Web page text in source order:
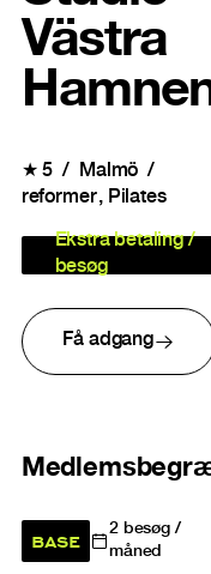
Västra
★5
Malmö
reformer
Pilates
Ekstra betaling /
besøg
Få adgang
BASE 2besøg /
måned